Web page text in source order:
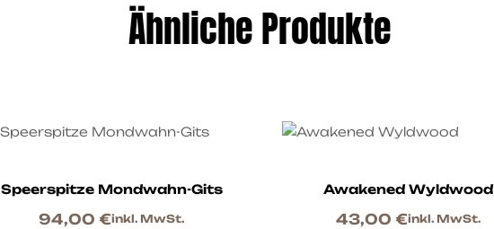
Ähnliche Produkte
Speerspitze Mondwahn-Gits
94,00 €inkl. MwSt.
Awakened Wyldwood
43,00 €inkl. MwSt.